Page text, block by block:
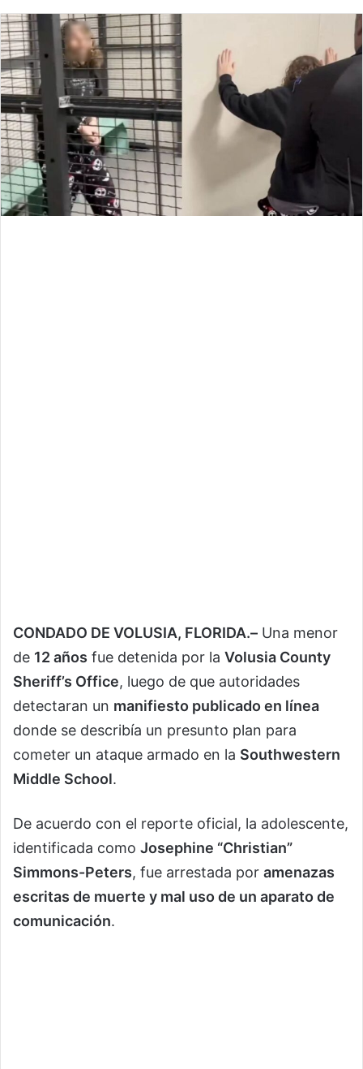
email
CONDADO DE VOLUSIA, FLORIDA.– Una menor
de 12 años fue detenida por la Volusia County
Sheriff’s Office, luego de que autoridades
detectaran un manifiesto publicado en línea
donde se describía un presunto plan para
cometer un ataque armado en la Southwestern
Middle School.
De acuerdo con el reporte oficial, la adolescente,
identificada como Josephine “Christian”
Simmons-Peters, fue arrestada por amenazas
escritas de muerte y mal uso de un aparato de
comunicación.